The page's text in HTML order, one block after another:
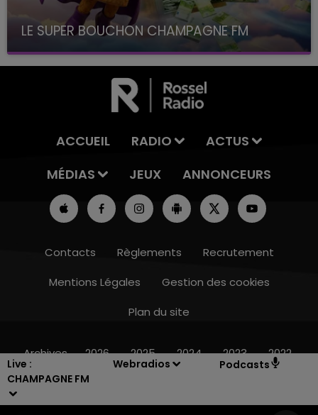
Live :
CHAMPAGNE FM
Webradios Podcasts
10h00 - 14h00
LE SUPER BOUCHON CHAMPAGNE FM
avec La Famille Champagne FM, à 8H10
ACCUEIL RADIO
ACTUS
MÉDIAS
JEUX ANNONCEURS
Contacts Règlements
Recrutement
Mentions Légales
Gestion des cookies
Plan du site
Archives 2026 2025 2024 2023 2022